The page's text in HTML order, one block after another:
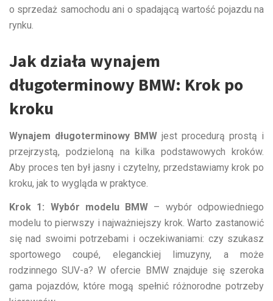
o sprzedaż samochodu ani o spadającą wartość pojazdu na
rynku.
Jak działa wynajem
długoterminowy BMW: Krok po
kroku
Wynajem długoterminowy BMW jest procedurą prostą i
przejrzystą, podzieloną na kilka podstawowych kroków.
Aby proces ten był jasny i czytelny, przedstawiamy krok po
kroku, jak to wygląda w praktyce.
Krok 1: Wybór modelu BMW – wybór odpowiedniego
modelu to pierwszy i najważniejszy krok. Warto zastanowić
się nad swoimi potrzebami i oczekiwaniami: czy szukasz
sportowego coupé, eleganckiej limuzyny, a może
rodzinnego SUV-a? W ofercie BMW znajduje się szeroka
gama pojazdów, które mogą spełnić różnorodne potrzeby